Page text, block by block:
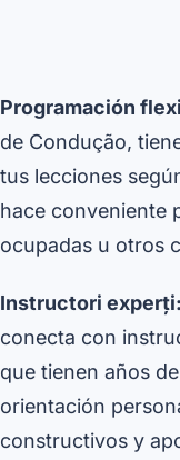
Programación
de Condução,
tus lecciones
hace conveniente
ocupadas u otros
Instructori experți:
conecta con
que tienen años
orientación
constructivos y